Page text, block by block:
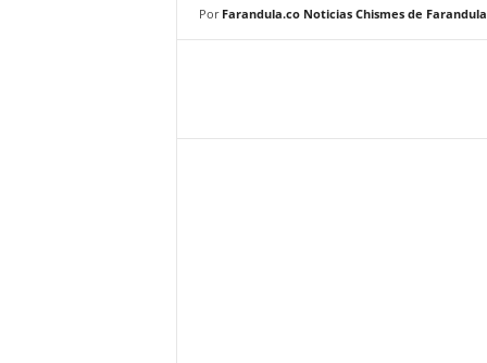
a
N
Por Farandula.co Noticias Chismes de